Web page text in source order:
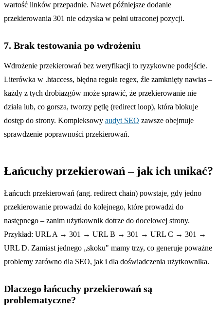
wartość linków przepadnie. Nawet późniejsze dodanie
przekierowania 301 nie odzyska w pełni utraconej pozycji.
7. Brak testowania po wdrożeniu
Wdrożenie przekierowań bez weryfikacji to ryzykowne podejście.
Literówka w .htaccess, błędna reguła regex, źle zamknięty nawias –
każdy z tych drobiazgów może sprawić, że przekierowanie nie
działa lub, co gorsza, tworzy pętlę (redirect loop), która blokuje
dostęp do strony. Kompleksowy audyt SEO zawsze obejmuje
sprawdzenie poprawności przekierowań.
Łańcuchy przekierowań – jak ich unikać?
Łańcuch przekierowań (ang. redirect chain) powstaje, gdy jedno
przekierowanie prowadzi do kolejnego, które prowadzi do
następnego – zanim użytkownik dotrze do docelowej strony.
Przykład: URL A → 301 → URL B → 301 → URL C → 301 →
URL D. Zamiast jednego „skoku" mamy trzy, co generuje poważne
problemy zarówno dla SEO, jak i dla doświadczenia użytkownika.
Dlaczego łańcuchy przekierowań są
problematyczne?